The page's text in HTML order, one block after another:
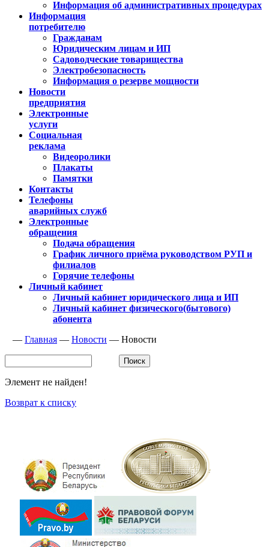
Информация об административных процедурах
Информация
потребителю
Гражданам
Юридическим лицам и ИП
Садоводческие товарищества
Электробезопасность
Информация о резерве мощности
Новости
предприятия
Электронные
услуги
Социальная
реклама
Видеоролики
Плакаты
Памятки
Контакты
Телефоны
аварийных служб
Электронные
обращения
Подача обращения
График личного приёма руководством РУП и
филиалов
Горячие телефоны
Личный кабинет
Личный кабинет юридического лица и ИП
Личный кабинет физического(бытового)
абонента
— Главная — Новости — Новости
Элемент не найден!
Возврат к списку